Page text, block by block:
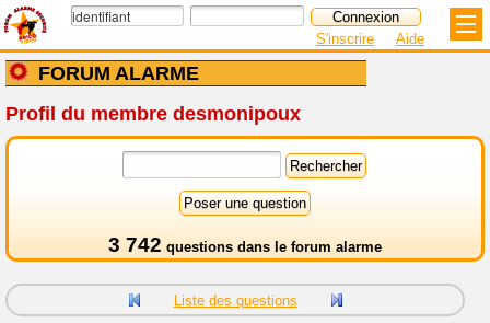
FORUM ALARME
S'inscrire Aide
Profil du membre desmonipoux
3 742 questions dans le forum alarme
Liste des questions